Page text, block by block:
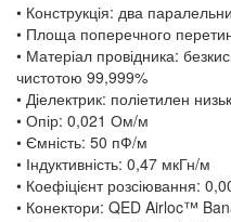
• Конструкція: два
• Площа поперечного
• Матеріал провідника:
чистотою 99,999%
• Діелектрик: поліетилен
• Опір: 0,021 Ом/м
• Ємність: 50 пФ/м
• Індуктивність: 0,47 мкГн/м
• Коефіцієнт розсіювання:
• Конектори: QED Airloc™